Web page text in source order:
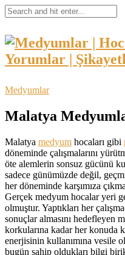
Medyumlar
Malatya
Malatya medyum hocaları gibi
döneminde çalışmalarını
öte alemlerin sonsuz gücünü
sadece günümüzde değil,
her döneminde karşımıza
Gerçek medyum hocalar yeri
olmuştur. Yaptıkları her
sonuçlar almasını hedefleyen
korkularına kadar her konuda
enerjisinin kullanımına vesile
bugün sahip oldukları bilgi